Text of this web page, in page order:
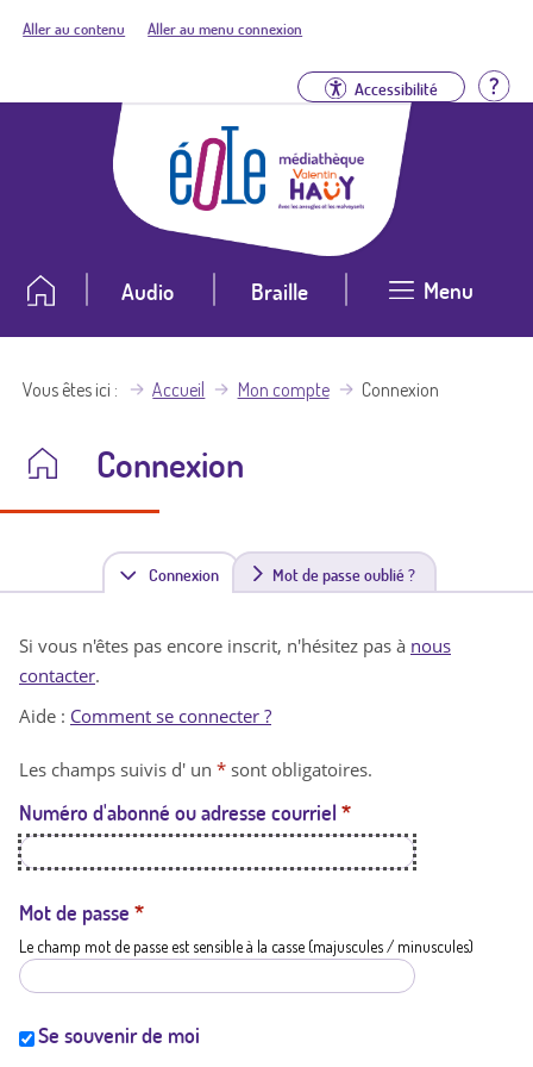
Aller au contenu Aller au menu connexion
Accessibilité
Audio Braille Menu
Vous êtes ici Accueil Mon compte Connexion
Connexion
Connexion(
n
t
a
t
i
Mot de passe oublié ?
Si vous n'êtes pas encore inscrit, n'hésitez pas à nous
contacter.
Aide : Comment se connecter ?
Les champs suivis d' un * sont obligatoires.
Numéro d'abonné ou adresse courriel *
Mot de passe *
Le champ mot de passe est sensible à la casse (majuscules / minuscules)
Se souvenir de moi